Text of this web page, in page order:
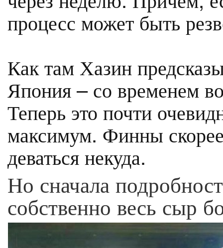
процесс может быть
Как там Хазин
Япония – со временем
Теперь это почти
максимум. Финны
деваться некуда.
Но сначала
собственно весь сыр